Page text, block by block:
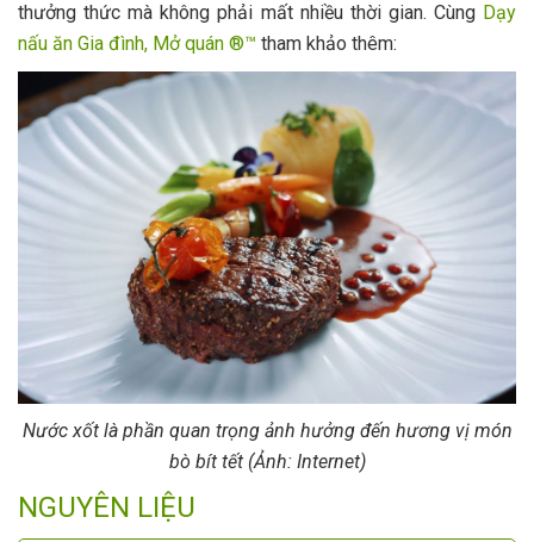
thưởng thức mà không phải mất nhiều thời gian. Cùng Dạy
nấu ăn Gia đình, Mở quán ®™ tham khảo thêm:
Nước xốt là phần quan trọng ảnh hưởng đến hương vị món
bò bít tết (Ảnh: Internet)
NGUYÊN LIỆU